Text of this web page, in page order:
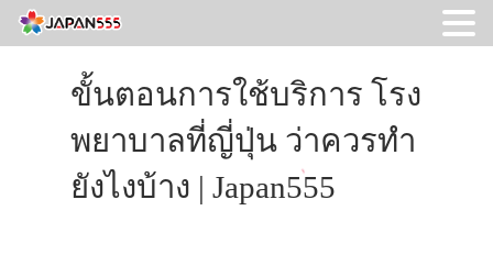
ขั้นตอนการใช้บริการ โรง
พยาบาลที่ญี่ปุ่น ว่าควรทำ
ยังไงบ้าง | Japan555